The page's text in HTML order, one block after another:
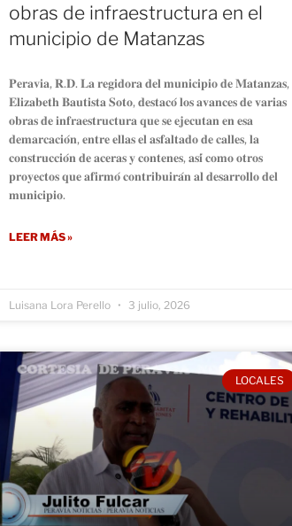
obras de infraestructura en el
municipio de Matanzas
𝐏𝐞𝐫𝐚𝐯𝐢𝐚, 𝐑.𝐃. 𝐋𝐚 𝐫𝐞𝐠𝐢𝐝𝐨𝐫𝐚 𝐝𝐞𝐥 𝐦𝐮𝐧𝐢𝐜𝐢𝐩𝐢𝐨 𝐝𝐞 𝐌𝐚𝐭𝐚𝐧𝐳𝐚𝐬,
𝐄𝐥𝐢𝐳𝐚𝐛𝐞𝐭𝐡 𝐁𝐚𝐮𝐭𝐢𝐬𝐭𝐚 𝐒𝐨𝐭𝐨, 𝐝𝐞𝐬𝐭𝐚𝐜𝐨́ 𝐥𝐨𝐬 𝐚𝐯𝐚𝐧𝐜𝐞𝐬 𝐝𝐞 𝐯𝐚𝐫𝐢𝐚𝐬
𝐨𝐛𝐫𝐚𝐬 𝐝𝐞 𝐢𝐧𝐟𝐫𝐚𝐞𝐬𝐭𝐫𝐮𝐜𝐭𝐮𝐫𝐚 𝐪𝐮𝐞 𝐬𝐞 𝐞𝐣𝐞𝐜𝐮𝐭𝐚𝐧 𝐞𝐧 𝐞𝐬𝐚
𝐝𝐞𝐦𝐚𝐫𝐜𝐚𝐜𝐢𝐨́𝐧, 𝐞𝐧𝐭𝐫𝐞 𝐞𝐥𝐥𝐚𝐬 𝐞𝐥 𝐚𝐬𝐟𝐚𝐥𝐭𝐚𝐝𝐨 𝐝𝐞 𝐜𝐚𝐥𝐥𝐞𝐬, 𝐥𝐚
𝐜𝐨𝐧𝐬𝐭𝐫𝐮𝐜𝐜𝐢𝐨́𝐧 𝐝𝐞 𝐚𝐜𝐞𝐫𝐚𝐬 𝐲 𝐜𝐨𝐧𝐭𝐞𝐧𝐞𝐬, 𝐚𝐬𝐢́ 𝐜𝐨𝐦𝐨 𝐨𝐭𝐫𝐨𝐬
𝐩𝐫𝐨𝐲𝐞𝐜𝐭𝐨𝐬 𝐪𝐮𝐞 𝐚𝐟𝐢𝐫𝐦𝐨́ 𝐜𝐨𝐧𝐭𝐫𝐢𝐛𝐮𝐢𝐫𝐚́𝐧 𝐚𝐥 𝐝𝐞𝐬𝐚𝐫𝐫𝐨𝐥𝐥𝐨 𝐝𝐞𝐥
𝐦𝐮𝐧𝐢𝐜𝐢𝐩𝐢𝐨.
LEER MÁS »
Luisana Lora Perello 3 julio, 2026
LOCALES